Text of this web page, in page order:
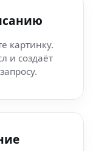
— как
картинку.
и создаёт